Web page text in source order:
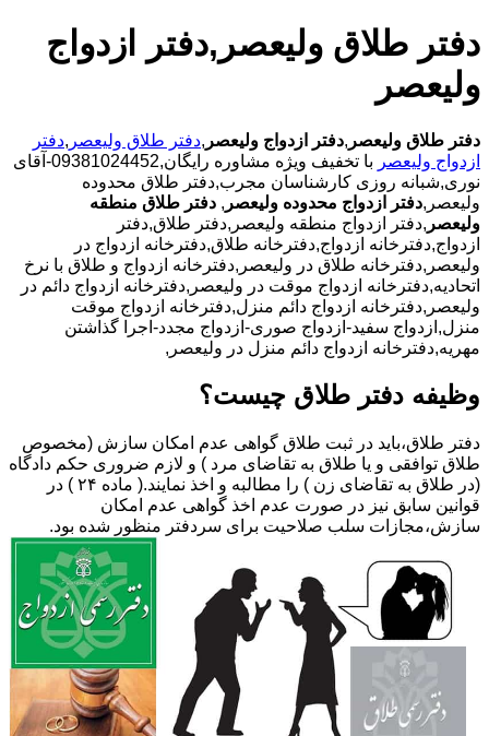
دفتر طلاق ولیعصر,دفتر ازدواج
ولیعصر
دفتر طلاق ولیعصر ,دفتر ازدواج ولیعصر ,دفتر طلاق ولیعصر ,دفتر
ازدواج ولیعصر
با تخفیف ویژه مشاوره رایگان,09381024452-آقای
نوری,شبانه روزی کارشناسان مجرب,دفتر طلاق محدوده
ولیعصر,دفتر ازدواج محدوده ولیعصر , دفتر طلاق منطقه
ولیعصر ,دفتر ازدواج منطقه ولیعصر,دفتر طلاق,دفتر
ازدواج,دفترخانه ازدواج,دفترخانه طلاق,دفترخانه ازدواج در
ولیعصر,دفترخانه طلاق در ولیعصر,دفترخانه ازدواج و طلاق با نرخ
اتحادیه,دفترخانه ازدواج موقت در ولیعصر,دفترخانه ازدواج دائم در
ولیعصر,دفترخانه ازدواج دائم منزل,دفترخانه ازدواج موقت
منزل,ازدواج سفید-ازدواج صوری-ازدواج مجدد-اجرا گذاشتن
مهریه,دفترخانه ازدواج دائم منزل در ولیعصر,
وظیفه دفتر طلاق چیست؟
دفتر طلاق،باید در ثبت طلاق گواهی عدم امکان سازش (مخصوص
طلاق توافقی و یا طلاق به تقاضای مرد ) و لازم ضروری حکم دادگاه
(در طلاق به تقاضای زن ) را مطالبه و اخذ نمایند.( ماده ۲۴ ) در
قوانین سابق نیز در صورت عدم اخذ گواهی عدم امکان
سازش،مجازات سلب صلاحیت برای سردفتر منظور شده بود.